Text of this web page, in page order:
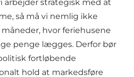
arbejder strategisk med at
så må vi nemlig ikke
hvor feriehusene
penge lægges. Derfor bør
fortløbende
hold at markedsføre